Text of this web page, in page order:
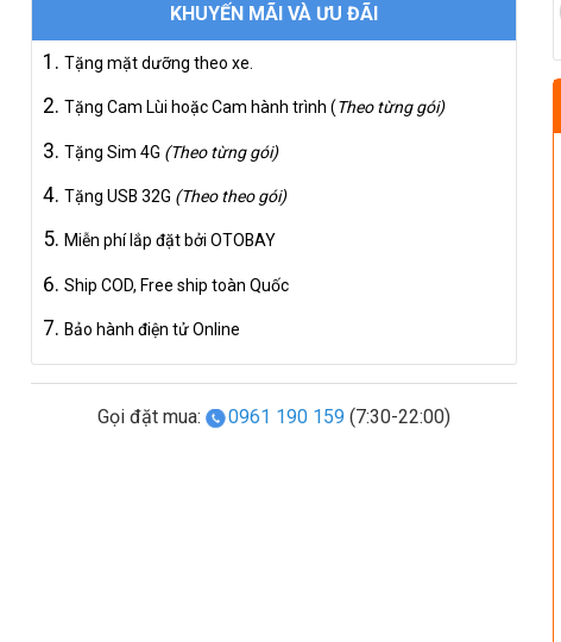
KHUYẾN MÃI VÀ ƯU ĐÃI
Tặng mặt dưỡng theo xe.
Tặng Cam Lùi hoặc Cam hành trình (Theo từng gói)
Tặng Sim 4G (Theo từng gói)
Tặng USB 32G (Theo theo gói)
Miễn phí lắp đặt bởi OTOBAY
Ship COD, Free ship toàn Quốc
Bảo hành điện tử Online
Gọi đặt mua: 0961 190 159 (7:30-22:00)